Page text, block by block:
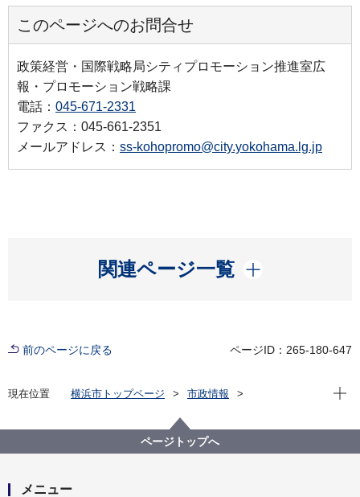
このページへのお問合せ
政策経営・国際戦略局シティプロモーション推進室広
報・プロモーション戦略課
電話： 045-671-2331
ファクス：045-661-2351
メールアドレス： ss-kohopromo@city.yokohama.lg.jp
関連ページ一覧
開く
前のページに戻る ページID：265-180-647
現在位置 横浜市トップページ
市政情報
広報よこはま
広報よこはま市版
よこはま彩発見
2023年12月号 荻野アンナさん寄稿「来て、見て、買
現在
ページトップへ
メニュー